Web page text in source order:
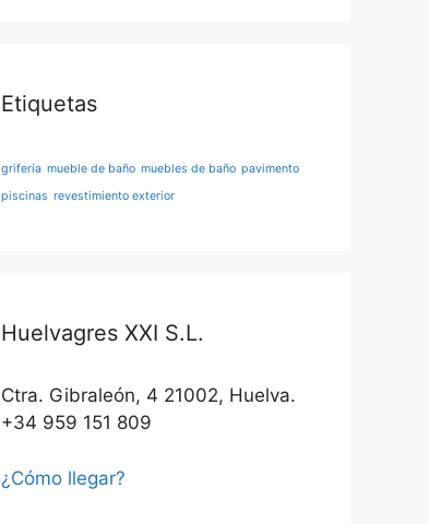
Etiquetas
grifería mueble de baño muebles de baño pavimento
piscinas revestimiento exterior
Huelvagres XXI S.L.
Ctra. Gibraleón, 4 21002, Huelva.
+34 959 151 809
¿Cómo llegar?